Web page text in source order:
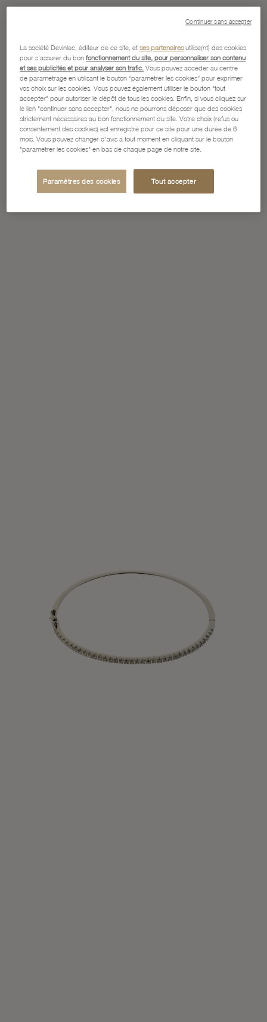
La société Devinlec, éditeur de ce site, etses partenairesutilise(nt) des cookies
pour s'assurer du bonfonctionnement du site, pour personnaliser son contenu
et ses publicités et pour analyser son trafic. Vous pouvez accéder au centre
de paramétrage en utilisant le bouton “paramétrer les cookies” pour exprimer
vos choix sur les cookies. Vous pouvez également utiliser le bouton "tout
accepter" pour autoriser le dépôt de tous les cookies. Enfin, si vous cliquez sur
le lien "continuer sans accepter", nous ne pourrons déposer que des cookies
strictement nécessaires au bon fonctionnement du site. Votre choix (refus ou
consentement des cookies) est enregistré pour ce site pour une durée de 6
mois. Vous pouvez changer d'avis à tout moment en cliquant sur le bouton
"paramétrer les cookies" en bas de chaque page de notre site.
Paramètres des cookies Tout accepter
Continuer sans accepter